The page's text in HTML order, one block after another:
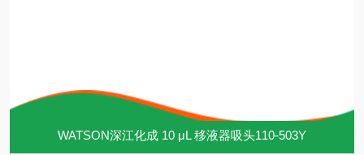
WATSON深江化成 10 μL 移液器吸头110-503Y